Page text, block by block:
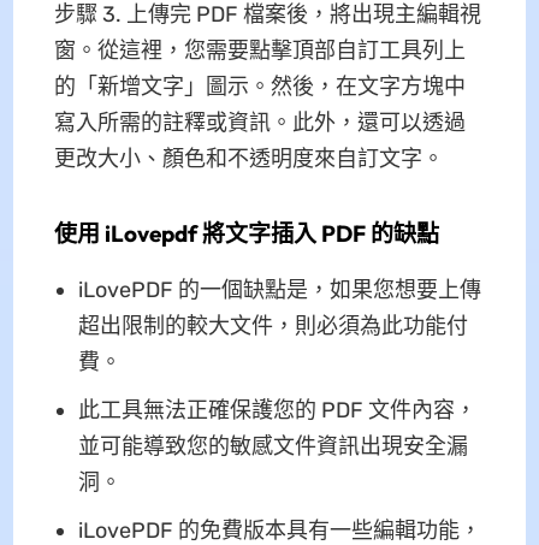
步驟 3. 上傳完 PDF 檔案後，將出現主編輯視
窗。從這裡，您需要點擊頂部自訂工具列上
的「新增文字」圖示。然後，在文字方塊中
寫入所需的註釋或資訊。此外，還可以透過
更改大小、顏色和不透明度來自訂文字。
使用 iLovepdf 將文字插入 PDF 的缺點
iLovePDF 的一個缺點是，如果您想要上傳
超出限制的較大文件，則必須為此功能付
費。
此工具無法正確保護您的 PDF 文件內容，
並可能導致您的敏感文件資訊出現安全漏
洞。
iLovePDF 的免費版本具有一些編輯功能，